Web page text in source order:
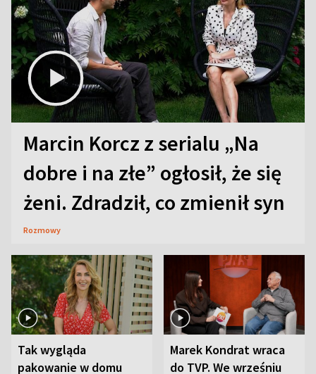
Marcin Korcz z serialu „Na
dobre i na złe” ogłosił, że się
żeni. Zdradził, co zmienił syn
Rozmowy
Tak wygląda
pakowanie w domu
Marek Kondrat wraca
do TVP. We wrześniu